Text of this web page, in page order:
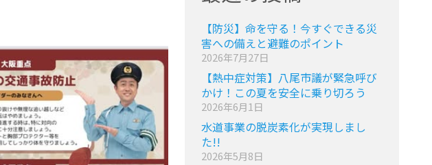
【防災】命を守る！今すぐできる災
害への備えと避難のポイント
2026年7月27日
【熱中症対策】八尾市議が緊急呼び
かけ！この夏を安全に乗り切ろう
2026年6月1日
水道事業の脱炭素化が実現しまし
た!!
2026年5月8日